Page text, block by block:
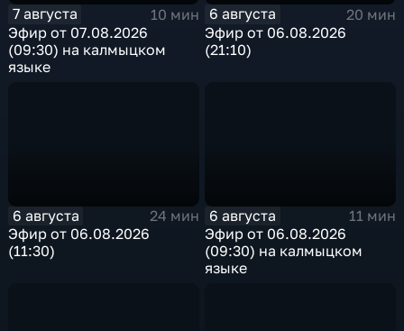
7 августа
10 мин
Эфир от 07.08.2026
(09:30) на калмыцком
языке
6 августа
20 мин
Эфир от 06.08.2026
(21:10)
6 августа
24 мин
Эфир от 06.08.2026
(11:30)
6 августа
11 мин
Эфир от 06.08.2026
(09:30) на калмыцком
языке